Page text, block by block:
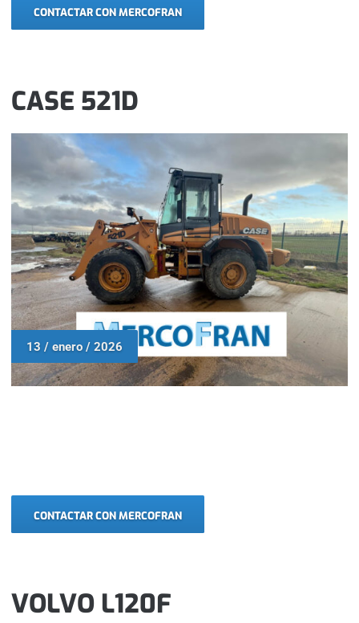
CONTACTAR CON MERCOFRAN
CASE 521D
13 / enero / 2026
CONTACTAR CON MERCOFRAN
VOLVO L120F